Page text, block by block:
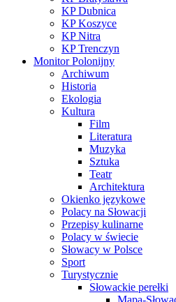
KP Dubnica
KP Koszyce
KP Nitra
KP Trenczyn
Monitor Polonijny
Archiwum
Historia
Ekologia
Kultura
Film
Literatura
Muzyka
Sztuka
Teatr
Architektura
Okienko językowe
Polacy na Słowacji
Przepisy kulinarne
Polacy w świecie
Słowacy w Polsce
Sport
Turystycznie
Słowackie perełki